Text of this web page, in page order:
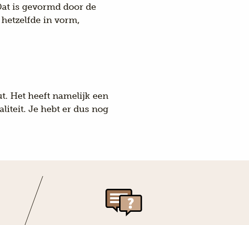
is gevormd door de
in vorm,
Het heeft namelijk een
Je hebt er dus nog